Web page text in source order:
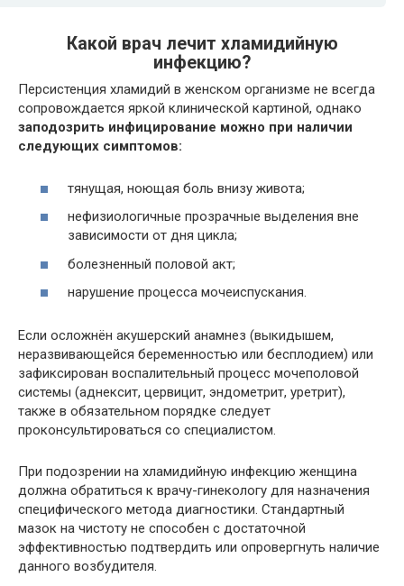
Какой врач лечит хламидийную
инфекцию?
Персистенция хламидий в женском организме не всегда
сопровождается яркой клинической картиной, однако
заподозрить инфицирование можно при наличии
следующих симптомов:
тянущая, ноющая боль внизу живота;
нефизиологичные прозрачные выделения вне
зависимости от дня цикла;
болезненный половой акт;
нарушение процесса мочеиспускания.
Если осложнён акушерский анамнез (выкидышем,
неразвивающейся беременностью или бесплодием) или
зафиксирован воспалительный процесс мочеполовой
системы (аднексит, цервицит, эндометрит, уретрит),
также в обязательном порядке следует
проконсультироваться со специалистом.
При подозрении на хламидийную инфекцию женщина
должна обратиться к врачу-гинекологу для назначения
специфического метода диагностики. Стандартный
мазок на чистоту не способен с достаточной
эффективностью подтвердить или опровергнуть наличие
данного возбудителя.